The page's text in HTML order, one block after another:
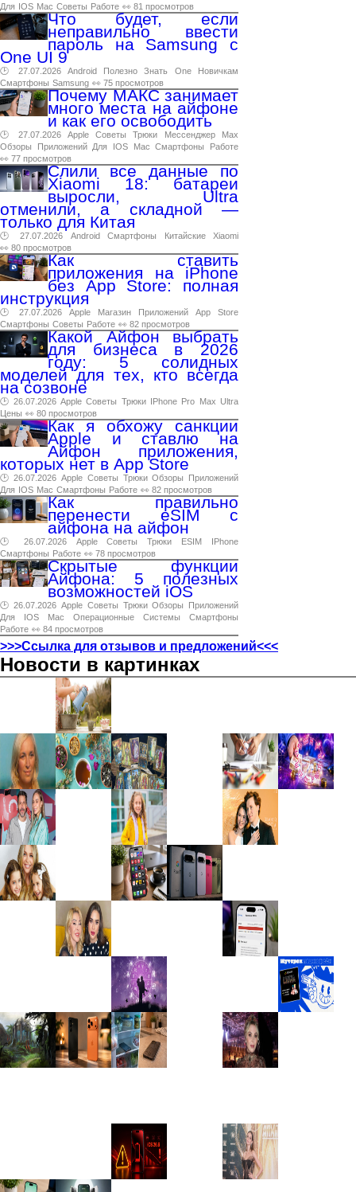
Для IOS Mac Советы Работе 👀 81 просмотров
Что будет, если
неправильно ввести
пароль на Samsung с
One UI 9
🕑 27.07.2026 Android Полезно Знать One
Новичкам
Смартфоны Samsung 👀 75 просмотров
Почему МАКС занимает
много места на айфоне
и как его освободить
🕑 27.07.2026 Apple Советы Трюки Мессенджер
Max
Обзоры
Приложений Для IOS Mac Смартфоны
Работе
👀 77 просмотров
Слили все данные по
Xiaomi 18: батареи
выросли, Ultra
отменили, а складной —
только для Китая
🕑 27.07.2026 Android Смартфоны Китайские
Xiaomi
👀 80 просмотров
Как ставить
приложения на iPhone
без App Store: полная
инструкция
🕑 27.07.2026 Apple Магазин Приложений App
Store
Смартфоны Советы Работе 👀 82 просмотров
Какой Айфон выбрать
для бизнеса в 2026
году: 5 солидных
моделей для тех, кто всегда
на созвоне
🕑 26.07.2026 Apple Советы Трюки IPhone Pro Max Ultra
Цены 👀 80 просмотров
Как я обхожу санкции
Apple и ставлю на
Айфон приложения,
которых нет в App Store
🕑 26.07.2026 Apple Советы Трюки Обзоры
Приложений
Для IOS Mac Смартфоны Работе 👀 82 просмотров
Как правильно
перенести eSIM с
айфона на айфон
🕑 26.07.2026 Apple Советы Трюки ESIM
IPhone
Смартфоны Работе 👀 78 просмотров
Скрытые функции
Айфона: 5 полезных
возможностей iOS
🕑 26.07.2026 Apple Советы Трюки Обзоры
Приложений
Для
IOS Mac Операционные Системы
Смартфоны
Работе 👀 84 просмотров
>>>Ссылка для отзывов и предложений<<<
Новости в картинках